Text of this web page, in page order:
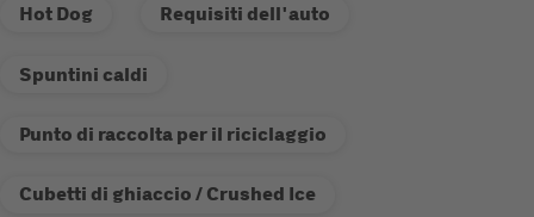
Hot Dog Requisiti dell'auto
Spuntini caldi
Punto di raccolta per il riciclaggio
Cubetti di ghiaccio / Crushed Ice